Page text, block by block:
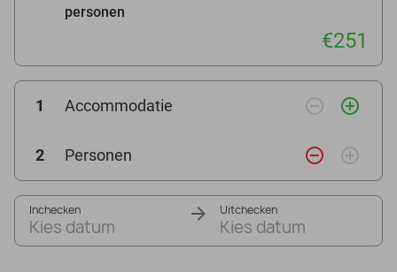
personen
€251
1 Accommodatie remove_circle_outline add_circle_outline
2 Personen remove_circle_outline add_circle_outline
Inchecken
Kies datum
Uitchecken
Kies datum